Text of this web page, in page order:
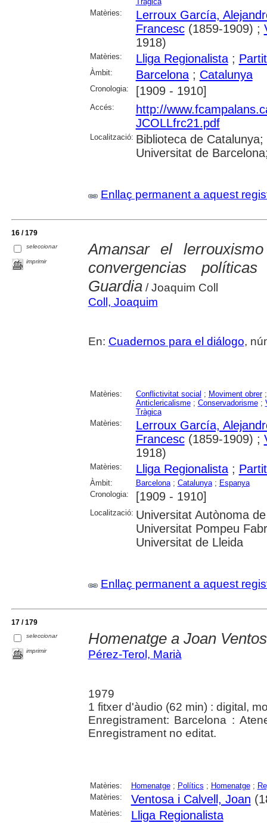
Matèries:
Lerroux García,
Francesc(1859-1909) ;
1918)
Matèries: Lliga Regionalista;
Àmbit: Barcelona; Catalunya
Cronologia: [1909 - 1910]
Accés:
http://
JCOLLfrc21.pdf
Localització: Biblioteca de
Universitat de
Enllaç permanent a aquest
16 / 179
seleccionar
imprimir
Amansar el
convergencias
Guardia/ Joaquim Coll
Coll, Joaquim
En: Cuadernos para el diálogo,
Matèries: Conflictivitat social ; Moviment obrer
Anticlericalisme; Conservadorisme;
Tràgica
Matèries:
Lerroux García,
Francesc(1859-1909) ;
1918)
Matèries: Lliga Regionalista;
Àmbit: Barcelona; Catalunya; Espanya
Cronologia:
[1909 - 1910]
Localització: Universitat Autònoma
Universitat Pompeu
Universitat de Lleida
Enllaç permanent a aquest
17 / 179
seleccionar
imprimir
Homenatge a Joan
Pérez-Terol, Marià
1979
1 fitxer d'àudio (62 min) : digital,
Enregistrament: Barcelona :
Enregistrament no editat.
Matèries: Homenatge; Polítics ; Homenatge;
Matèries:
Ventosa i Calvell, Joan
Matèries: Lliga Regionalista